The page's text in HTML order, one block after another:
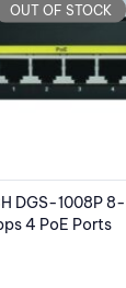
OUT OF STOCK
Cyan